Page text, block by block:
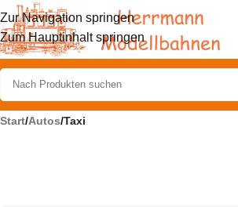
Zur Navigation springen
Zum Hauptinhalt springen
Start/Autos/Taxi